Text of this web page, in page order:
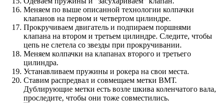
Меняем по выше описанной технологии колпачки
клапанов на первом и четвертом цилиндре.
Прокручиваем двигатель и подпираем поршнями
клапана на втором и третьем цилиндре. Следите, чтобы
цепь не слетела со звезды при прокручивании.
Меняем колпачки на клапанах второго и третьего
цилиндра.
Устанавливаем пружины и рокера на свои места.
Ставим распредвал и совмещаем метки ВМТ.
Дублирующие метки есть возле шкива коленчатого вала,
проследите, чтобы они тоже совместились.